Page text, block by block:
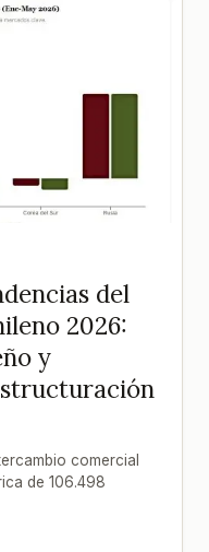
del
2026:
y
comercial
de 106.498